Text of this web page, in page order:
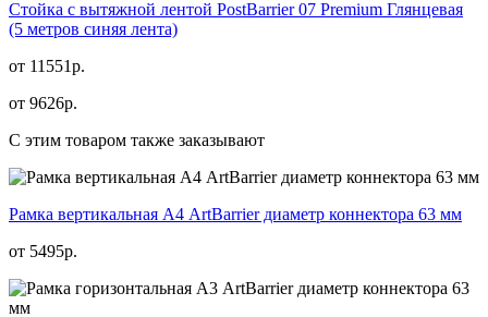
Стойка с вытяжной лентой PostBarrier 07 Premium Глянцевая
(5 метров синяя лента)
от 11551р.
от 9626р.
С этим товаром также заказывают
Рамка вертикальная А4 ArtBarrier диаметр коннектора 63 мм
от 5495р.